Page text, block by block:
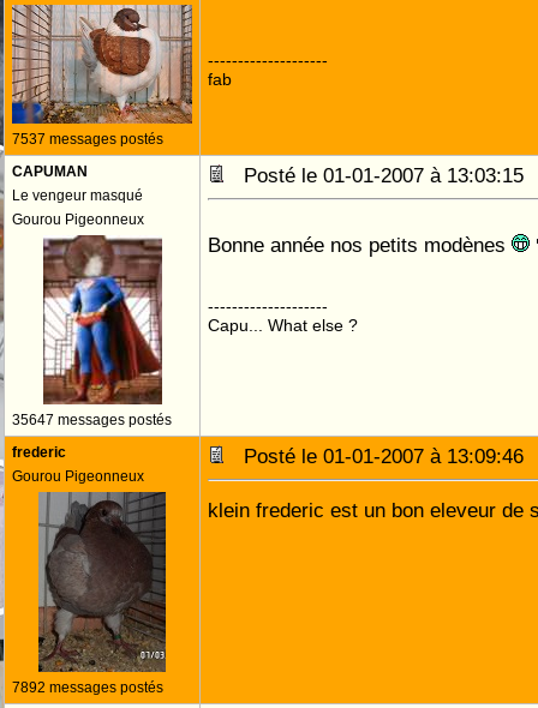
7537 messages postés
--------------------
fab
CAPUMAN
Le vengeur masqué
Gourou Pigeonneux
35647 messages postés
Posté le 01-01-2007 à
Bonne année nos petits modènes
--------------------
Capu... What else ?
frederic
Gourou Pigeonneux
7892 messages postés
Posté le 01-01-2007 à
klein frederic est un bon eleveur de